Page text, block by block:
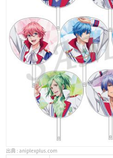
aniplexplus.com